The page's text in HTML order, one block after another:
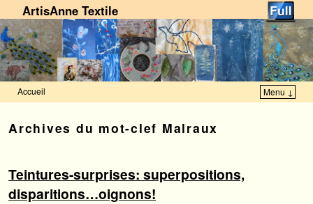
ArtisAnne Textile
Accueil Menu ↓
Archives du mot-clef Malraux
Teintures-surprises: superpositions,
disparitions…oignons!